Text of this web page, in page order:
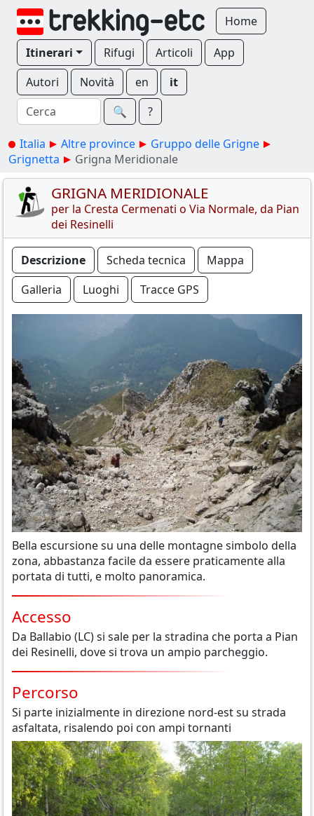
Home
Itinerari Rifugi Articoli
App
Autori
Novità en
it
🔍︎
?
Italia Altre province
Gruppo delle Grigne
Grignetta
Grigna Meridionale
GRIGNA MERIDIONALE
per la Cresta Cermenati o Via Normale, da Pian
dei Resinelli
Descrizione Scheda tecnica
Mappa
Galleria
Luoghi Tracce GPS
Bella escursione su una delle montagne simbolo della
zona, abbastanza facile da essere praticamente alla
portata di tutti, e molto panoramica.
Accesso
Da Ballabio (LC) si sale per la stradina che porta a Pian
dei Resinelli, dove si trova un ampio parcheggio.
Percorso
Si parte inizialmente in direzione nord-est su strada
asfaltata, risalendo poi con ampi tornanti